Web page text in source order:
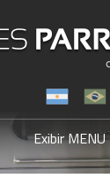
Exibir MENU